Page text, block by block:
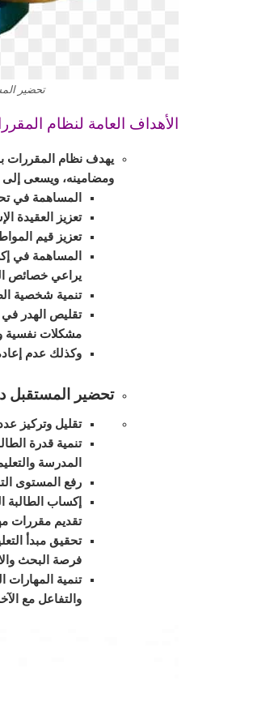
تحضير
الأهداف العامة لنظام
يهدف نظام المقررات
ومضامينه، ويسعى إلى
المساهمة في
تعزيز العقيدة
تعزيز قيم
المساهمة في
يراعي خصائص
تنمية شخصية
تقليص الهدر في
مشكلات نفسية
وكذلك عدم
تحضير المستقبل
تقليل وتركيز
تنمية قدرة
المدرسة
رفع المستوى
إكساب الطالبة
تقديم مقررات
تحقيق مبدأ
فرصة البحث
تنمية المهارات
والتفاعل مع